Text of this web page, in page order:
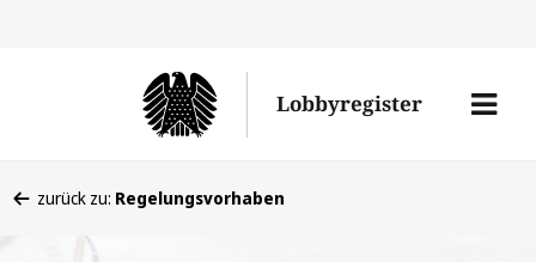
Lobbyregister
Menü
befinden
zurück zu: Regelungsvorhaben